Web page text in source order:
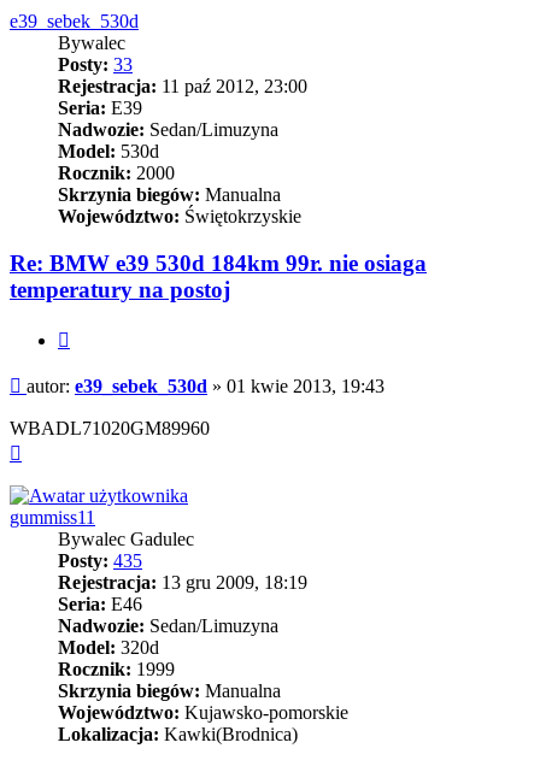
e39_sebek_530d
Bywalec
Posty: 33
Rejestracja: 11 paź 2012, 23:00
Seria: E39
Nadwozie: Sedan/Limuzyna
Model: 530d
Rocznik: 2000
Skrzynia biegów: Manualna
Województwo: Świętokrzyskie
Re: BMW e39 530d 184km 99r. nie osiaga
temperatury na postoj
Post
autor: e39_sebek_530d » 01 kwie 2013, 19:43
WBADL71020GM89960
gummiss11
Bywalec Gadulec
Posty: 435
Rejestracja: 13 gru 2009, 18:19
Seria: E46
Nadwozie: Sedan/Limuzyna
Model: 320d
Rocznik: 1999
Skrzynia biegów: Manualna
Województwo: Kujawsko-pomorskie
Lokalizacja: Kawki(Brodnica)